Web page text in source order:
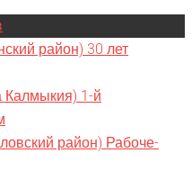
район) 30 лет
Калмыкия) 1-й
район) Рабоче-